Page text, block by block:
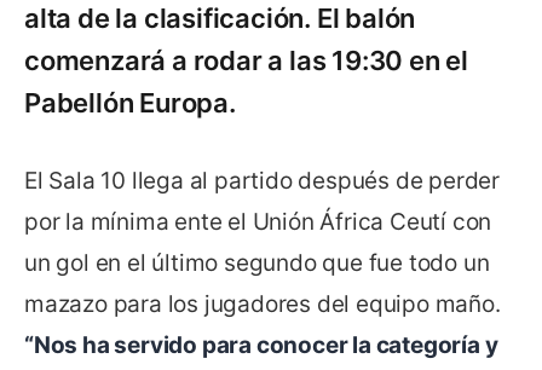
alta de la clasificación. El balón
comenzará a rodar a las 19:30 en el
Pabellón Europa.
El Sala 10 llega al partido después de perder
por la mínima ente el Unión África Ceutí con
un gol en el último segundo que fue todo un
mazazo para los jugadores del equipo maño.
“Nos ha servido para conocer la categoría y